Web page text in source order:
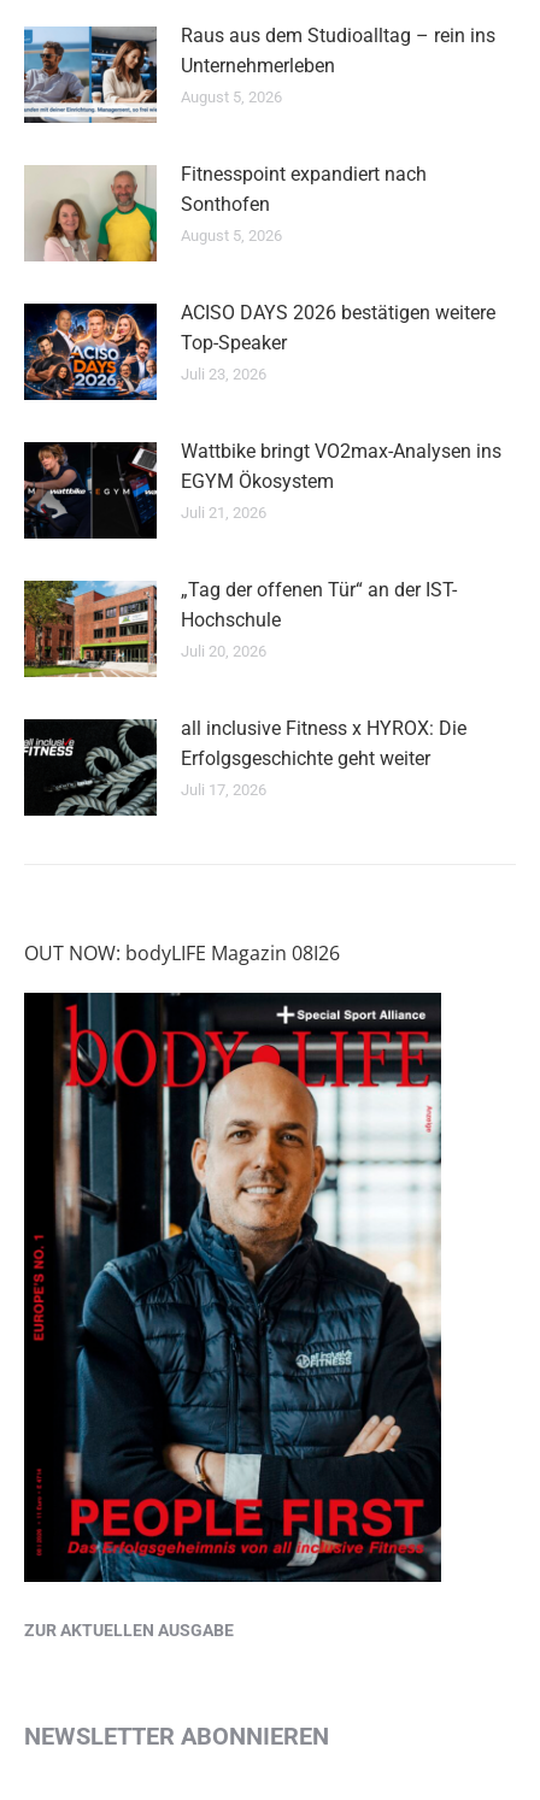
Raus aus dem Studioalltag – rein ins
Unternehmerleben
August 5, 2026
Fitnesspoint expandiert nach
Sonthofen
August 5, 2026
ACISO DAYS 2026 bestätigen weitere
Top-Speaker
Juli 23, 2026
Wattbike bringt VO2max-Analysen ins
EGYM Ökosystem
Juli 21, 2026
„Tag der offenen Tür“ an der IST-
Hochschule
Juli 20, 2026
all inclusive Fitness x HYROX: Die
Erfolgsgeschichte geht weiter
Juli 17, 2026
OUT NOW: bodyLIFE Magazin 08I26
ZUR AKTUELLEN AUSGABE
NEWSLETTER ABONNIEREN